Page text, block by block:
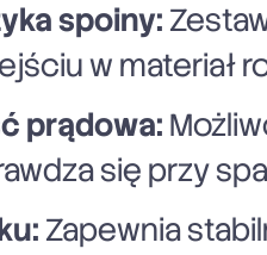
spoiny:
w materiał
prądowa:
się przy
Zapewnia